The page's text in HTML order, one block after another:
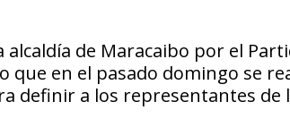
alcaldía de Maracaibo por el
que en el pasado domingo se
definir a los representantes de